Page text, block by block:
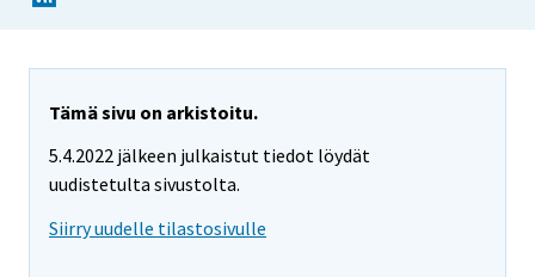
Tämä sivu on arkistoitu.
5.4.2022 jälkeen julkaistut tiedot löydät
uudistetulta sivustolta.
Siirry uudelle tilastosivulle